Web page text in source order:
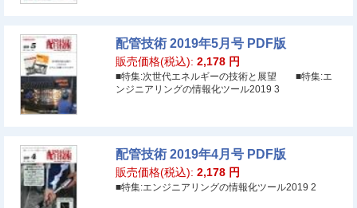
配管技術 2019年5月号 PDF版
販売価格(税込): 2,178 円
■特集:次世代エネルギーの技術と展望 ■特集:エ
ンジニアリングの情報化ツール2019 3
配管技術 2019年4月号 PDF版
販売価格(税込): 2,178 円
■特集:エンジニアリングの情報化ツール2019 2